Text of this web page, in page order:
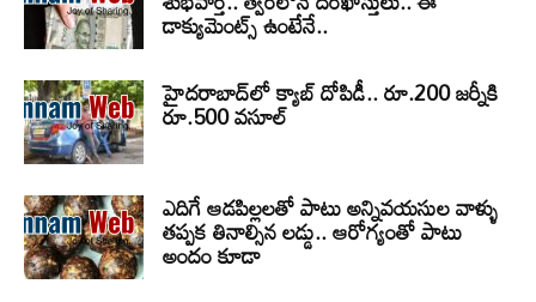
డాక్యుమెంట్స్ ఉంటేనే..
హైదరాబాద్‌లో క్యాబ్‌ దోపిడీ.. రూ.200 జర్నీకి
రూ.500 వసూల్
ఎదిగే ఆడపిల్లలతో పాటు అన్నివయసుల వాళ్ళు
తప్పక తినాల్సిన లడ్డు.. ఆరోగ్యంతో పాటు
అందం కూడా